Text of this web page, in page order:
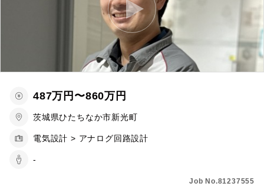
487万円〜860万円
茨城県ひたちなか市新光町
電気設計 > アナログ回路設計
-
Job No.81237555